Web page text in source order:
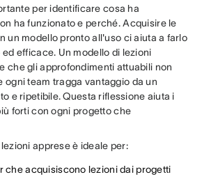
per identificare cosa ha
ha funzionato e perché. Acquisire le
un modello pronto all'uso ci aiuta a farlo
efficace. Un modello di lezioni
che gli approfondimenti attuabili non
ogni team tragga vantaggio da un
e ripetibile. Questa riflessione aiuta i
forti con ogni progetto che
apprese è ideale per:
che acquisiscono lezioni dai progetti